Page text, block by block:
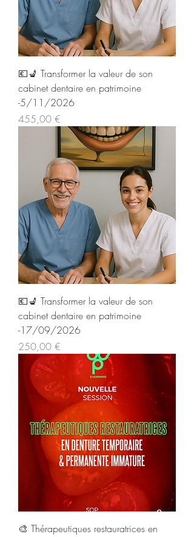
💶​💺​ Transformer la valeur de son
cabinet dentaire en patrimoine
-5/11/2026
Prix
455,00 €
💶​💺​ Transformer la valeur de son
cabinet dentaire en patrimoine
-17/09/2026
Prix
250,00 €
🎨​ Thérapeutiques restauratrices en